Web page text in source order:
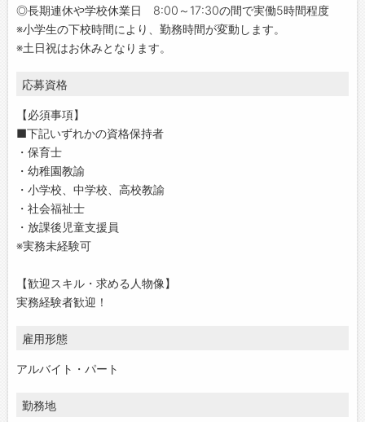
◎長期連休や学校休業日 8:00～17:30の間で実働5時間程度
※小学生の下校時間により、勤務時間が変動します。
※土日祝はお休みとなります。
応募資格
【必須事項】
■下記いずれかの資格保持者
・保育士
・幼稚園教諭
・小学校、中学校、高校教諭
・社会福祉士
・放課後児童支援員
※実務未経験可
【歓迎スキル・求める人物像】
実務経験者歓迎！
雇用形態
アルバイト・パート
勤務地